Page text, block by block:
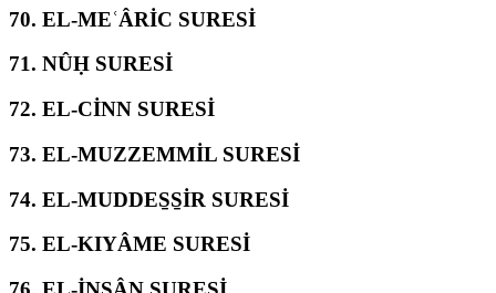
70. EL-MEʿÂRİC SURESİ
71. NÛḤ SURESİ
72. EL-CİNN SURESİ
73. EL-MUZZEMMİL SURESİ
74. EL-MUDDES̱S̱İR SURESİ
75. EL-KIYÂME SURESİ